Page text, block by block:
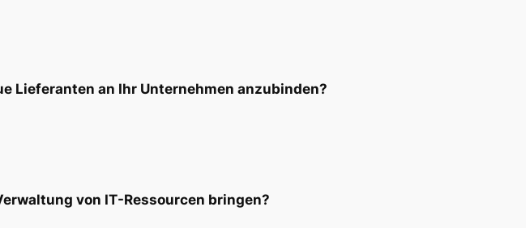
Lieferanten an Ihr Unternehmen anzubinden?
von IT-Ressourcen bringen?